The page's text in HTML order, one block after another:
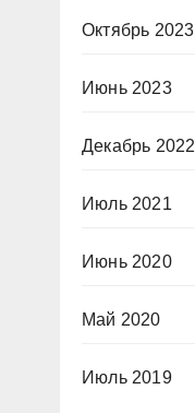
Октябрь 2023
Июнь 2023
Декабрь 2022
Июль 2021
Июнь 2020
Май 2020
Июль 2019